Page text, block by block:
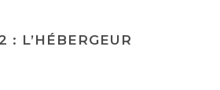
: L’HÉBERGEUR